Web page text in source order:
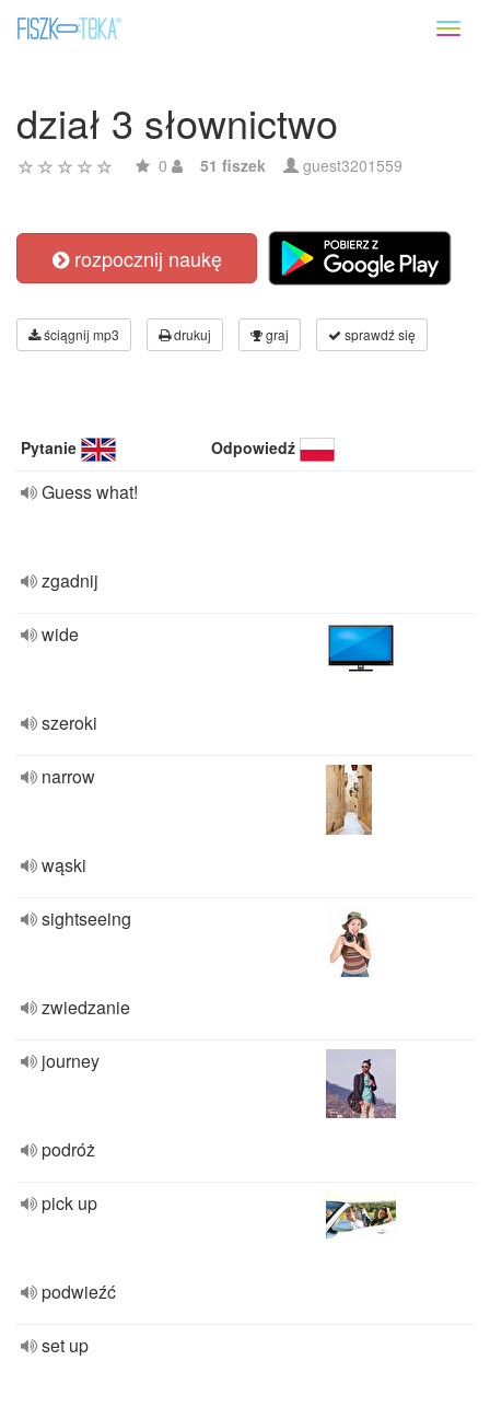
dział 3 słownictwo
0 51 fiszek guest3201559
rozpocznij naukę
ściągnij mp3 drukuj graj sprawdź się
Pytanie Odpowiedź
Guess what!
zgadnij
wide
szeroki
narrow
wąski
sightseeing
zwiedzanie
journey
podróż
pick up
podwieźć
set up